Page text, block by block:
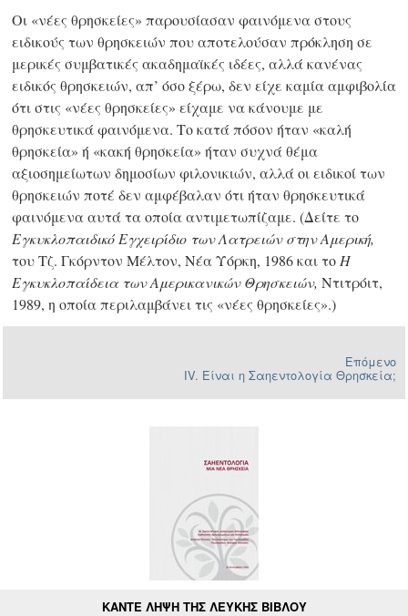
Οι «νέες θρησκείες» παρουσίασαν φαινόμενα στους
ειδικούς των θρησκειών που αποτελούσαν πρόκληση σε
μερικές συμβατικές ακαδημαϊκές ιδέες, αλλά κανένας
ειδικός θρησκειών, απ’ όσο ξέρω, δεν είχε καμία αμφιβολία
ότι στις «νέες θρησκείες» είχαμε να κάνουμε με
θρησκευτικά φαινόμενα. Το κατά πόσον ήταν «καλή
θρησκεία» ή «κακή θρησκεία» ήταν συχνά θέμα
αξιοσημείωτων δημοσίων φιλονικιών, αλλά οι ειδικοί των
θρησκειών ποτέ δεν αμφέβαλαν ότι ήταν θρησκευτικά
φαινόμενα αυτά τα οποία αντιμετωπίζαμε. (Δείτε το
Εγκυκλοπαιδικό Εγχειρίδιο των Λατρειών στην Αμερική,
του Τζ. Γκόρντον Μέλτον, Νέα Υόρκη, 1986 και το Η
Εγκυκλοπαίδεια των Αμερικανικών Θρησκειών, Ντιτρόιτ,
1989, η οποία περιλαμβάνει τις «νέες θρησκείες».)
Επόμενο
IV. Είναι η Σαηεντολογία Θρησκεία;
ΚΑΝΤΕ ΛΗΨΗ ΤΗΣ ΛΕΥΚΗΣ ΒΙΒΛΟΥ